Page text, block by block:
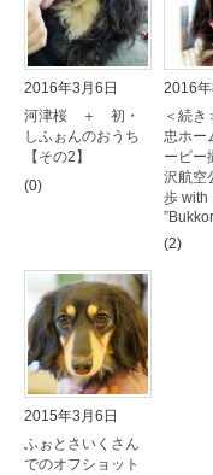
2016年3月6日
河津桜 ＋ 初・
しふぉんのおうち
【その2】
(0)
2016年
＜続き
忠ホー
ービー
沢航空
歩 with
(2)
2015年3月6日
ふぉとさいくさん
でのオフショット